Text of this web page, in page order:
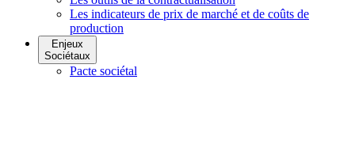
Les indicateurs de prix de marché et de coûts de
production
Enjeux
Sociétaux
Pacte sociétal